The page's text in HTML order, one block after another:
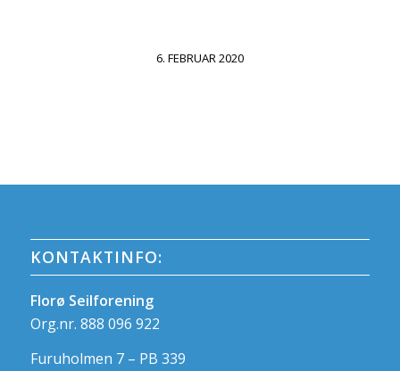
6. FEBRUAR 2020
KONTAKTINFO:
Florø Seilforening
Org.nr. 888 096 922
Furuholmen 7 – PB 339